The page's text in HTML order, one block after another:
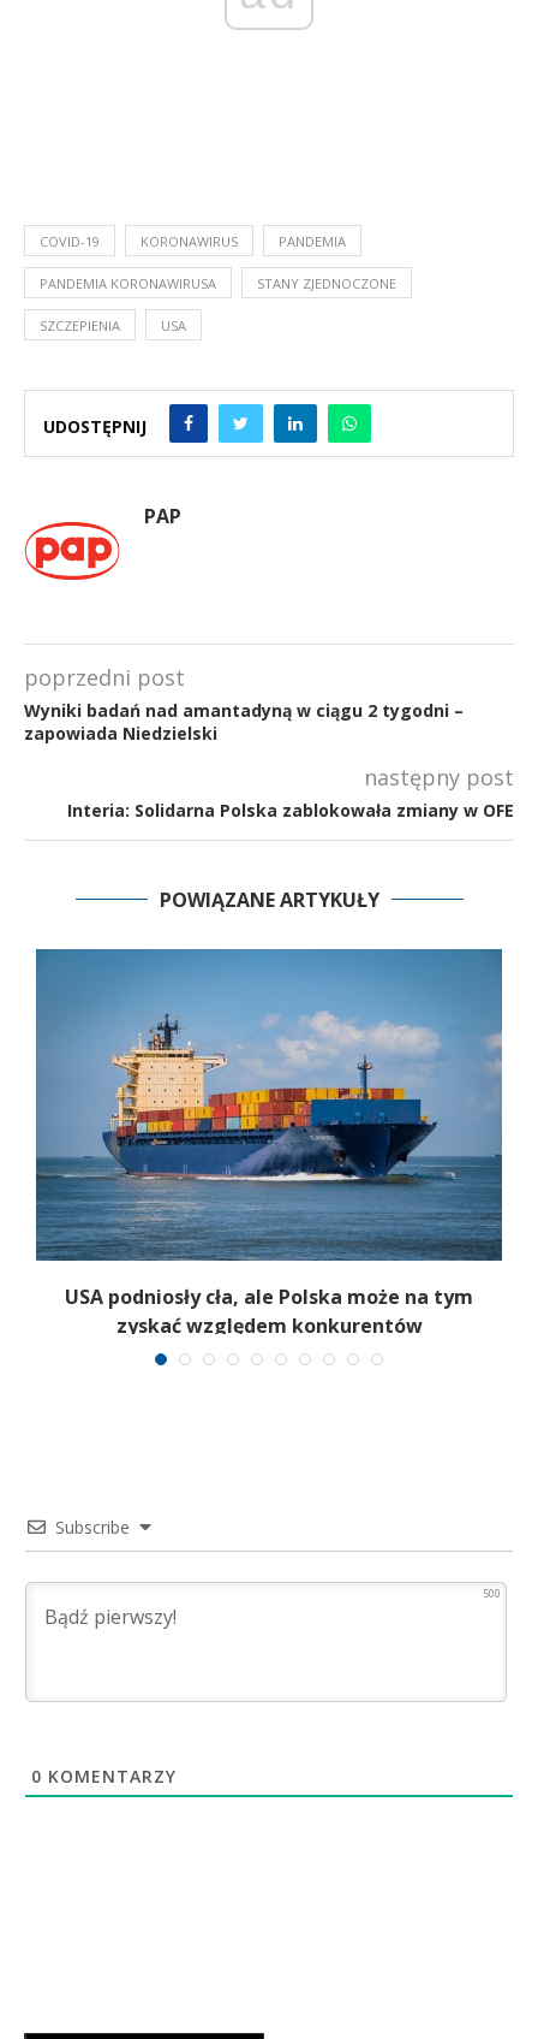
COVID-19 KORONAWIRUS PANDEMIA
PANDEMIA KORONAWIRUSA STANY ZJEDNOCZONE
SZCZEPIENIA USA
UDOSTĘPNIJ
PAP
poprzedni post
Wyniki badań nad amantadyną w ciągu 2 tygodni –
zapowiada Niedzielski
następny post
Interia: Solidarna Polska zablokowała zmiany w OFE
POWIĄZANE ARTYKUŁY
USA podniosły cła, ale Polska może na tym
zyskać względem konkurentów
Subscribe
500
0 KOMENTARZY